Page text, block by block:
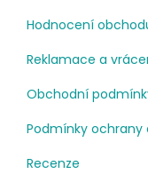
Hodnocení
Reklamace a
Obchodní
Podmínky ochrany
Recenze